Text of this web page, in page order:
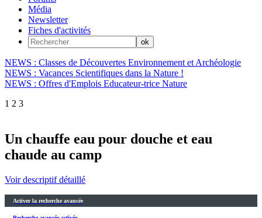
Média
Newsletter
Fiches d'activités
NEWS : Classes de Découvertes Environnement et Archéologie
NEWS : Vacances Scientifiques dans la Nature !
NEWS : Offres d'Emplois Educateur-trice Nature
1 2 3
Un chauffe eau pour douche et eau
chaude au camp
Voir descriptif détaillé
Activer la recherche avancée